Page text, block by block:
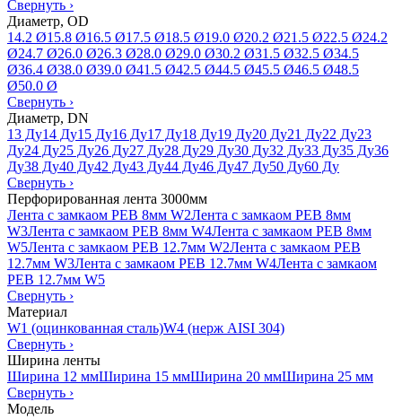
Свернуть ›
Диаметр, OD
14.2 Ø15.8 Ø16.5 Ø17.5 Ø18.5 Ø19.0 Ø20.2 Ø21.5 Ø22.5 Ø24.2
Ø24.7 Ø26.0 Ø26.3 Ø28.0 Ø29.0 Ø30.2 Ø31.5 Ø32.5 Ø34.5
Ø36.4 Ø38.0 Ø39.0 Ø41.5 Ø42.5 Ø44.5 Ø45.5 Ø46.5 Ø48.5
Ø50.0 Ø
Свернуть ›
Диаметр, DN
13 Ду14 Ду15 Ду16 Ду17 Ду18 Ду19 Ду20 Ду21 Ду22 Ду23
Ду24 Ду25 Ду26 Ду27 Ду28 Ду29 Ду30 Ду32 Ду33 Ду35 Ду36
Ду38 Ду40 Ду42 Ду43 Ду44 Ду46 Ду47 Ду50 Ду60 Ду
Свернуть ›
Перфорированная лента 3000мм
Лента с замкаом PEB 8мм W2Лента с замкаом PEB 8мм
W3Лента с замкаом PEB 8мм W4Лента с замкаом PEB 8мм
W5Лента с замкаом PEB 12.7мм W2Лента с замкаом PEB
12.7мм W3Лента с замкаом PEB 12.7мм W4Лента с замкаом
PEB 12.7мм W5
Свернуть ›
Материал
W1 (оцинкованная сталь)W4 (нерж AISI 304)
Свернуть ›
Ширина ленты
Ширина 12 ммШирина 15 ммШирина 20 ммШирина 25 мм
Свернуть ›
Модель